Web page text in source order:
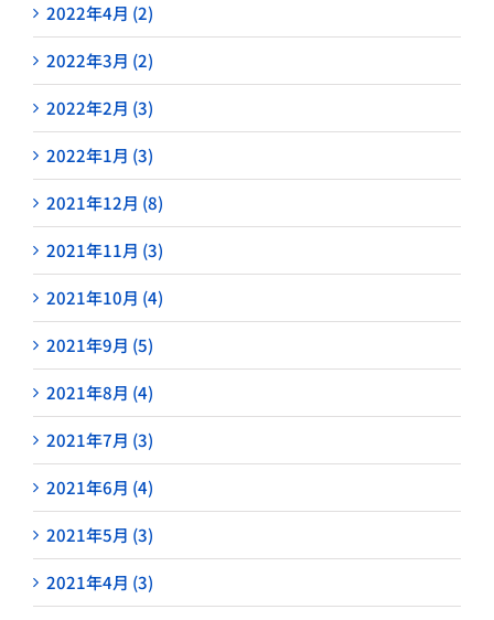
2022年4月 (2)
2022年3月 (2)
2022年2月 (3)
2022年1月 (3)
2021年12月 (8)
2021年11月 (3)
2021年10月 (4)
2021年9月 (5)
2021年8月 (4)
2021年7月 (3)
2021年6月 (4)
2021年5月 (3)
2021年4月 (3)